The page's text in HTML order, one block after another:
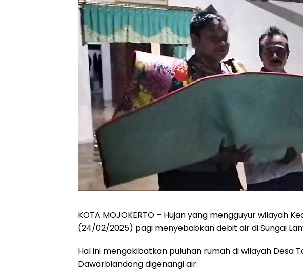
KOTA MOJOKERTO – Hujan yang mengguyur wilayah
(24/02/2025) pagi menyebabkan debit air di Sungai
Hal ini mengakibatkan puluhan rumah di wilayah Desa
Dawarblandong digenangi air.